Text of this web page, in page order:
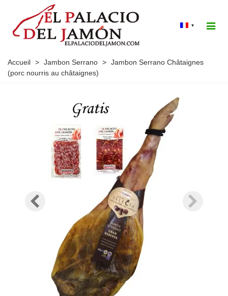
▾
Accueil > Jambon Serrano > Jambon Serrano Châtaignes
(porc nourris au châtaignes)